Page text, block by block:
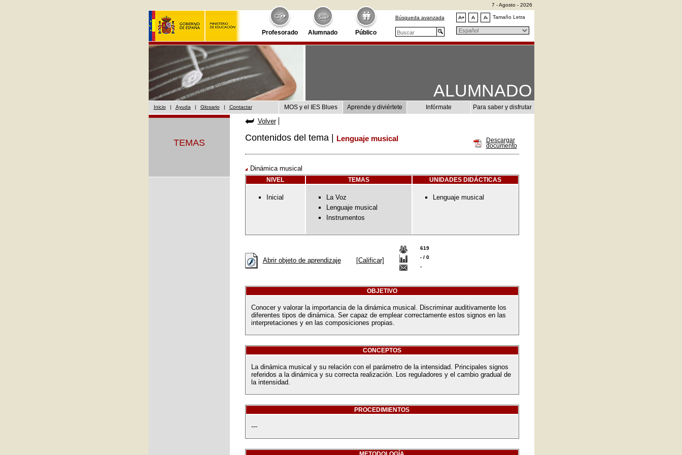
Profesorado Alumnado Público
7 - Agosto - 2026
Búsqueda avanzada Tamaño Letra
ALUMNADO
Inicio | Ayuda | Glosario | Contactar MOS y el IES Blues Aprende y diviértete Infórmate Para saber y disfrutar
TEMAS
Volver
Descargar
documento
Contenidos del tema | Lenguaje musical
Dinámica musical
NIVEL TEMAS UNIDADES DIDÁCTICAS
Inicial
La Voz
Lenguaje musical
Instrumentos
Lenguaje musical
Abrir objeto de aprendizaje [Calificar]
619
- / 0
-
OBJETIVO
Conocer y valorar la importancia de la dinámica musical. Discriminar auditivamente los
diferentes tipos de dinámica. Ser capaz de emplear correctamente estos signos en las
interpretaciones y en las composiciones propias.
CONCEPTOS
La dinámica musical y su relación con el parámetro de la intensidad. Principales signos
referidos a la dinámica y su correcta realización. Los reguladores y el cambio gradual de
la intensidad.
PROCEDIMIENTOS
---